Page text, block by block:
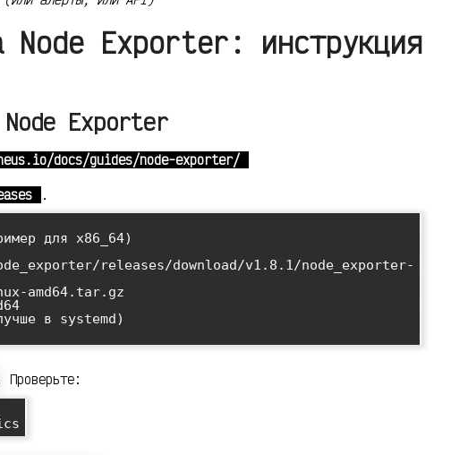
Node Exporter: инструкция
Exporter
docs/guides/node-exporter/
.
для x86_64)
releases/download/v1.8.1/node_exporter-
amd64.tar.gz
в systemd)
Проверьте: